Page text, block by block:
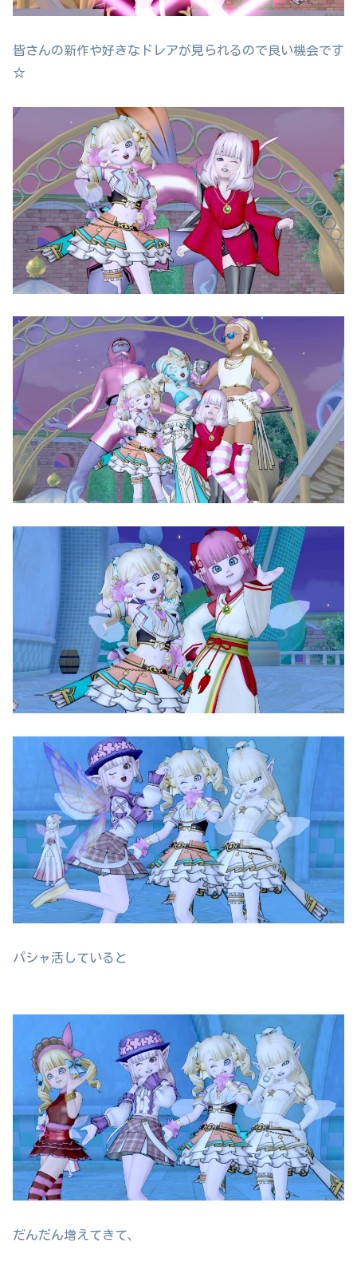
皆さんの新作や好きなドレアが見られるので良い機会です
☆
パシャ活していると
だんだん増えてきて、